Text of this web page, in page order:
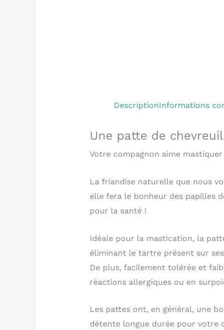
DescriptionInformations
Une patte de
Votre compagnon aime
La friandise naturelle que nous
elle fera le bonheur des papilles
pour la santé !
Idéale pour la mastication, la
éliminant le tartre présent sur
De plus, facilement tolérée et
réactions allergiques ou en
Les pattes ont, en général, une
détente longue durée pour votre